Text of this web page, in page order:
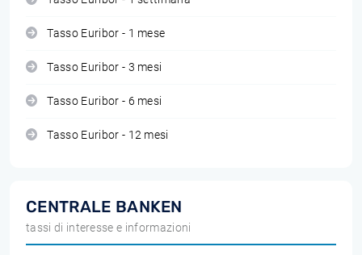
Tasso Euribor - 1 mese
Tasso Euribor - 3 mesi
Tasso Euribor - 6 mesi
Tasso Euribor - 12 mesi
CENTRALE BANKEN
tassi di interesse e informazioni